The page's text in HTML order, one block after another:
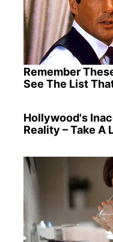
Remember
See The List
Hollywood's
Reality – Take A